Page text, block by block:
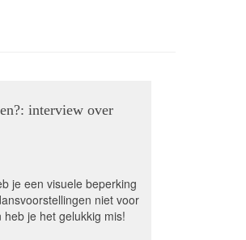
interview over
je een visuele beperking
niet voor
je het gelukkig mis!